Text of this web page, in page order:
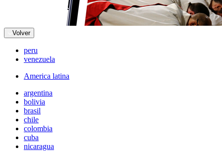
Volver
peru
venezuela
America latina
argentina
bolivia
brasil
chile
colombia
cuba
nicaragua